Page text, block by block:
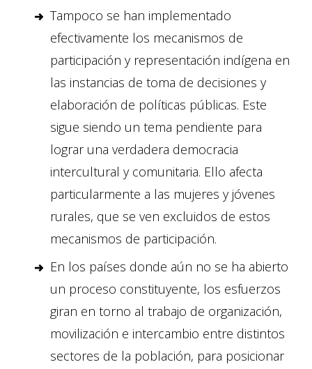
Tampoco se han implementado
efectivamente los mecanismos de
participación y representación indígena en
las instancias de toma de decisiones y
elaboración de políticas públicas. Este
sigue siendo un tema pendiente para
lograr una verdadera democracia
intercultural y comunitaria. Ello afecta
particularmente a las mujeres y jóvenes
rurales, que se ven excluidos de estos
mecanismos de participación.
En los países donde aún no se ha abierto
un proceso constituyente, los esfuerzos
giran en torno al trabajo de organización,
movilización e intercambio entre distintos
sectores de la población, para posicionar